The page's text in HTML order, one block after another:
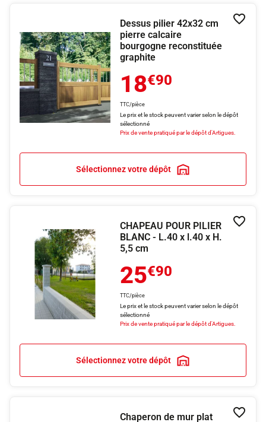
Dessus pilier 42x32 cm
pierre calcaire
bourgogne reconstituée
graphite
18€90
TTC/pièce
Le prix et le stock peuvent varier selon le dépôt
sélectionné
Prix de vente pratiqué par le dépôt d'Artigues.
Sélectionnez votre dépôt
CHAPEAU POUR PILIER
BLANC - L.40 x l.40 x H.
5,5 cm
25€90
TTC/pièce
Le prix et le stock peuvent varier selon le dépôt
sélectionné
Prix de vente pratiqué par le dépôt d'Artigues.
Sélectionnez votre dépôt
Chaperon de mur plat